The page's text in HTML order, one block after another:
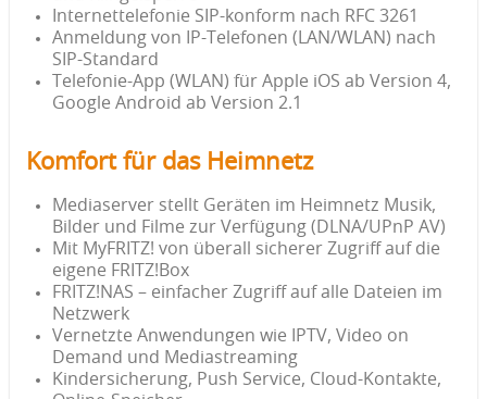
Internettelefonie SIP-konform nach RFC 3261
Anmeldung von IP-Telefonen (LAN/WLAN) nach
SIP-Standard
Telefonie-App (WLAN) für Apple iOS ab Version 4,
Google Android ab Version 2.1
Komfort für das Heimnetz
Mediaserver stellt Geräten im Heimnetz Musik,
Bilder und Filme zur Verfügung (DLNA/UPnP AV)
Mit MyFRITZ! von überall sicherer Zugriff auf die
eigene FRITZ!Box
FRITZ!NAS – einfacher Zugriff auf alle Dateien im
Netzwerk
Vernetzte Anwendungen wie IPTV, Video on
Demand und Mediastreaming
Kindersicherung, Push Service, Cloud-Kontakte,